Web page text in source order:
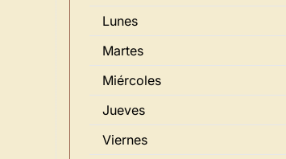
Lunes
Martes
Miércoles
Jueves
Viernes